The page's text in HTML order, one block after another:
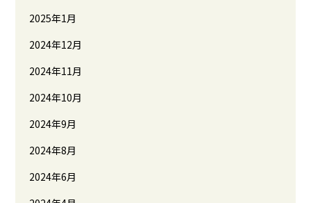
2025年1月
2024年12月
2024年11月
2024年10月
2024年9月
2024年8月
2024年6月